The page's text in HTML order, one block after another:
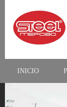
INICIO